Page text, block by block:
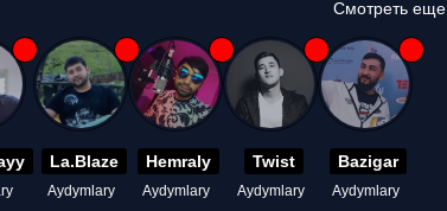
Смотреть еще
La.Blaze
Aydymlary
Hemraly
Aydymlary
Twist
Aydymlary
Bazigar
Aydymlary